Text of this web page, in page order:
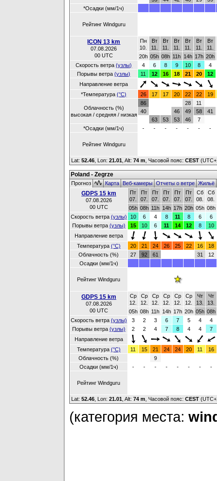
*Осадки (мм/1ч)
Рейтинг Windguru
ICON 13 km
07.08.2026
00 UTC
Пн
10.
Вт
11.
Вт
11.
Вт
11.
Вт
11.
Вт
11.
Вт
11.
20h 05h 08h 11h 14h 17h 20h
Скорость ветра(узлы) 4 6 8 9 10 8
4
Порывы ветра(узлы) 11 12 16 18 21 20
12
Направление ветра
*Температура(°C) 26 17 17 20 22 22 19
Облачность (%)
высокая / средняя / низкая
86
40
63
53
46
53
28
49
46
11
58
7
41
*Осадки (мм/1ч) - - - - - - -
Рейтинг Windguru
Lat: 52.46 , Lon: 21.01 Alt: 74 m , Часовой пояс: CEST
Poland - Zegrze
Прогноз КартаВеб-камерыОтчеты о ветреЖильё
GDPS 15 km
07.08.2026
00 UTC
Пт
07.
Пт
07.
Пт
07.
Пт
07.
Пт
07.
Пт
07.
Сб
08.
Сб
08.
05h 08h 11h 14h 17h 20h 05h 08h
Скорость ветра (узлы) 10 6 4 8 11 8 6
6
Порывы ветра (узлы) 15 10 6 11 14 12 8
10
Направление ветра
Температура (°C) 20 21 24 26 25 22 16
18
Облачность (%)
27 92 61 31
12
Осадки (мм/1ч)
Рейтинг Windguru
GDPS 15 km
07.08.2026
00 UTC
Ср
12.
Ср
12.
Ср
12.
Ср
12.
Ср
12.
Ср
12.
Чт
13.
Чт
13.
05h 08h 11h 14h 17h 20h 05h 08h
Скорость ветра (узлы) 3 2 3 6 7 5 4
4
Порывы ветра (узлы) 2 2 4 7 8 4 4
7
Направление ветра
Температура (°C) 11 15 21 24 24 20 11
16
Облачность (%)
9
Осадки (мм/1ч)
- - - - - - - -
Рейтинг Windguru
Lat: 52.46 , Lon: 21.01 Alt: 74 m , Часовой пояс: CEST
(категория места: